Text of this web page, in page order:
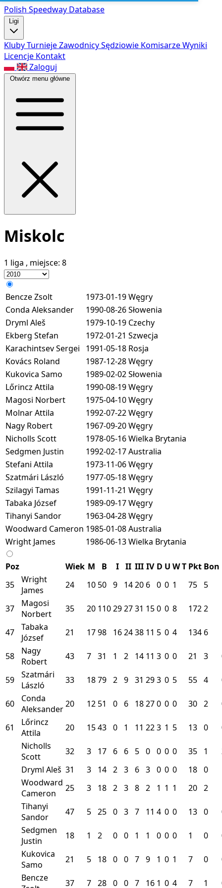
Polish Speedway Database
Ligi
KlubyTurniejeZawodnicySędziowie KomisarzeWyniki
Licencje Kontakt
Zaloguj
Otwórz menu główne
Miskolc
1 liga , miejsce: 8
Bencze Zsolt 1973-01-19Węgry
Conda Aleksander
1990-08-26Słowenia
Dryml Aleš
1979-10-19 Czechy
Ekberg Stefan
1972-01-21 Szwecja
Karachintsev Sergei
1991-05-18 Rosja
Kovács Roland
1987-12-28Węgry
Kukovica Samo
1989-02-02Słowenia
Lőrincz Attila
1990-08-19Węgry
Magosi Norbert
1975-04-10Węgry
Molnar Attila
1992-07-22Węgry
Nagy Robert
1967-09-20Węgry
Nicholls Scott
1978-05-16Wielka Brytania
Sedgmen Justin
1992-02-17Australia
Stefani Attila
1973-11-06Węgry
Szatmári László
1977-05-18Węgry
Szilagyi Tamas
1991-11-21 Węgry
Tabaka József
1989-09-17Węgry
Tihanyi Sandor
1963-04-28Węgry
Woodward Cameron 1985-01-08Australia
Wright James
1986-06-13Wielka Brytania
Poz Wiek M B I II III IV D U WT Pkt Bon
35
Wright
James
24 10 50 9 1420 6 0 0 1 75 5
37
Magosi
Norbert
35 20 110292731 150 0 8 1722
47
Tabaka
József
21 1798 162438 11 5 0 4 134 6
58
Nagy
Robert
43 7 31 1 2 14 11 3 0 0 21 3
59
Szatmári
László
33 1879 2 9 31 293 0 5 55 4
60
Conda
Aleksander20 12 51 0 6 18270 0 0 30 2
61
Lőrincz
Attila
20 1543 0 1 11 223 1 5 13 0
Nicholls
Scott
32 3 17 6 6 5 0 0 0 0 35 1
Dryml Aleš 31 3 14 2 3 6 3 0 0 0 18 0
Woodward
Cameron
25 3 18 2 3 8 2 1 1 1 20 2
Tihanyi
Sandor
47 5 25 0 3 7 11 4 0 0 13 0
Sedgmen
Justin
18 1 2 0 0 1 1 0 0 0 1 0
Kukovica
Samo
21 5 18 0 0 7 9 1 0 1 7 0
Bencze
37 7 28 0 0 7 16 1 0 4 7 1